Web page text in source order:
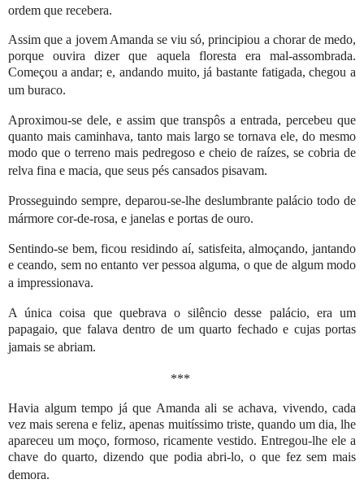
ordem que rece­bera.
Assim que a jovem Amanda se viu só, principiou a chorar de medo,
porque ouvira dizer que aquela floresta era mal-assombrada.
Começou a andar; e, andando muito, já bastante fatigada, chegou a
um buraco.
Aproximou-se dele, e assim que transpôs a entrada, percebeu que
quanto mais caminhava, tanto mais largo se tornava ele, do mesmo
modo que o terreno mais pedregoso e cheio de raízes, se cobria de
relva fina e macia, que seus pés cans­ados pisavam.
Prosseguindo sempre, deparou-se-lhe deslumbrante palácio todo de
mármore cor-de-rosa, e janelas e portas de ouro.
Sentindo-se bem, ficou residindo aí, satisfeita, almoçando, jantando
e ceando, sem no entanto ver pessoa alguma, o que de algum modo
a impressionava.
A única coisa que quebrava o silêncio desse palácio, era um
papagaio, que falava dentro de um quarto fechado e cujas portas
jamais se abriam.
***
Havia algum tempo já que Amanda ali se achava, vivendo, cada
vez mais serena e feliz, apenas muitíssimo triste, quando um dia, lhe
apareceu um moço, formoso, ricamente vestido. Entregou-lhe ele a
chave do quarto, dizendo que po­dia abri-lo, o que fez sem mais
demora.